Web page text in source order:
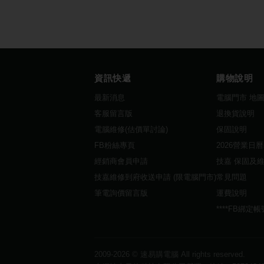
資訊快遞
最新消息
客服留言版
電腦維修(估價單討論)
FB粉絲專頁
經銷商會員申請
技嘉維修到府收送申請 (限電腦門市)
筆電詢價留言版
購物說明
電腦門市 地圖
退換貨說明
保固說明
2026營業日曆
技嘉 保固及
常見問題
運費說明
****FB綁定帳